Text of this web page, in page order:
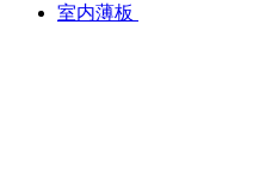
室内薄板